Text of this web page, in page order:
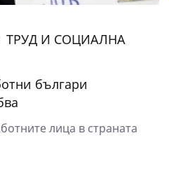
ТРУД И СОЦИАЛНА
българи
лица в страната